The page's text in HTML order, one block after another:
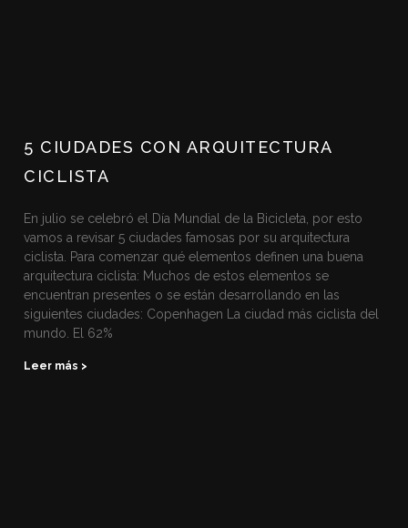
5 CIUDADES CON ARQUITECTURA
CICLISTA
En julio se celebró el Día Mundial de la Bicicleta, por esto
vamos a revisar 5 ciudades famosas por su arquitectura
ciclista. Para comenzar qué elementos definen una buena
arquitectura ciclista: Muchos de estos elementos se
encuentran presentes o se están desarrollando en las
siguientes ciudades: Copenhagen La ciudad más ciclista del
mundo. El 62%
Leer más >